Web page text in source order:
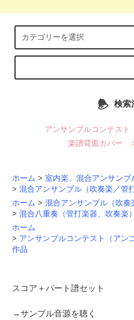
検索
アンサンブルコンテスト
楽譜背面カバー
ホーム > 室内楽、混合アンサンブ
> 混合アンサンブル（吹奏楽／管
ホーム > 混合アンサンブル（吹奏
> 混合八重奏（管打楽器、吹奏楽
ホーム
> アンサンブルコンテスト（アン
作品
スコア＋パート譜セット
→サンプル音源を聴く